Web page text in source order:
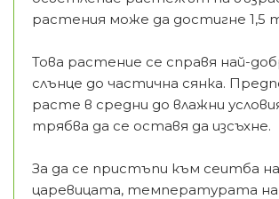
растения може да достигне 1,5
Това растение се справя най-
слънце до частична сянка.
расте в средни до влажни
трябва да се оставя да изсъхне.
За да се пристъпи към сеитба на
царевицата, температурата